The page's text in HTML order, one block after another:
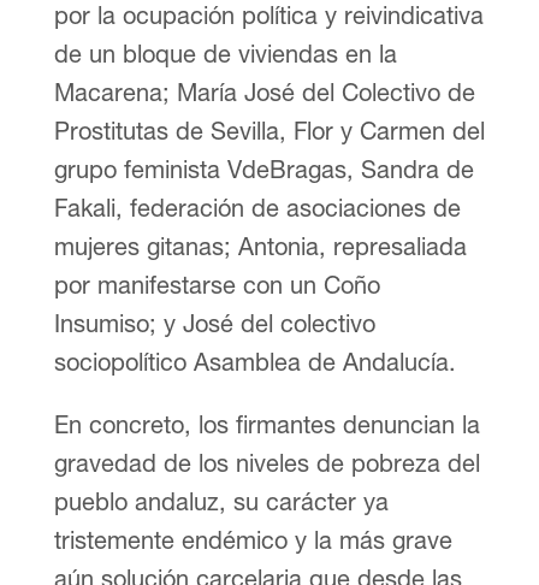
por la ocupación política y reivindicativa
de un bloque de viviendas en la
Macarena; María José del Colectivo de
Prostitutas de Sevilla, Flor y Carmen del
grupo feminista VdeBragas, Sandra de
Fakali, federación de asociaciones de
mujeres gitanas; Antonia, represaliada
por manifestarse con un Coño
Insumiso; y José del colectivo
sociopolítico Asamblea de Andalucía.
En concreto, los firmantes denuncian la
gravedad de los niveles de pobreza del
pueblo andaluz, su carácter ya
tristemente endémico y la más grave
aún solución carcelaria que desde las